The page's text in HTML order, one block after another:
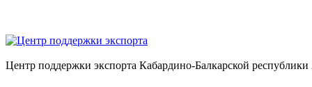
Центр поддержки экспорта Кабардино-Балкарской республики